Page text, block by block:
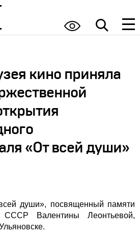
кино приняла
«От всей души»
души», посвященный памяти
СССР Валентины Леонтьевой,